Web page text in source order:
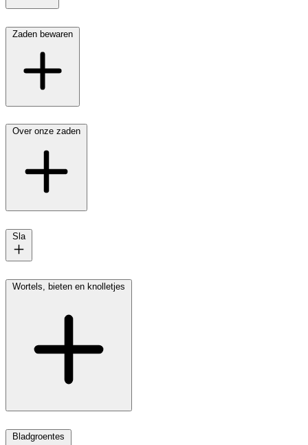
Zaden bewaren
Over onze zaden
Sla
Wortels, bieten en knolletjes
Bladgroentes